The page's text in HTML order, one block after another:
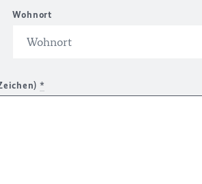
Wohnort
*